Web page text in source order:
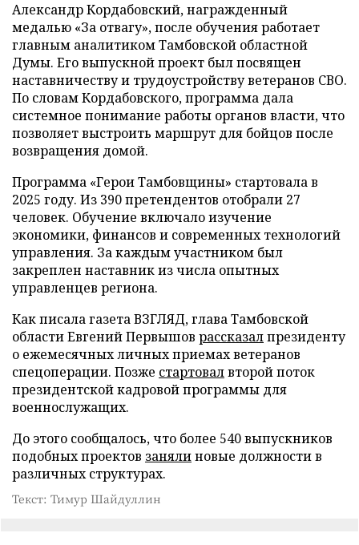
Александр Кордабовский, награжденный
медалью «За отвагу», после обучения работает
главным аналитиком Тамбовской областной
Думы. Его выпускной проект был посвящен
наставничеству и трудоустройству ветеранов СВО.
По словам Кордабовского, программа дала
системное понимание работы органов власти, что
позволяет выстроить маршрут для бойцов после
возвращения домой.
Программа «Герои Тамбовщины» стартовала в
2025 году. Из 390 претендентов отобрали 27
человек. Обучение включало изучение
экономики, финансов и современных технологий
управления. За каждым участником был
закреплен наставник из числа опытных
управленцев региона.
Как писала газета ВЗГЛЯД, глава Тамбовской
области Евгений Первышов рассказалпрезиденту
о ежемесячных личных приемах ветеранов
спецоперации. Позже стартовалвторой поток
президентской кадровой программы для
военнослужащих.
До этого сообщалось, что более 540 выпускников
подобных проектов занялиновые должности в
различных структурах.
Текст: Тимур Шайдуллин